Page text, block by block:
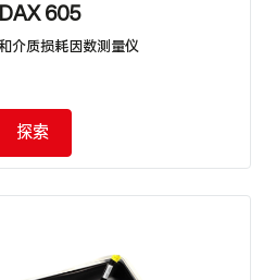
605
介质损耗因数测量仪
探索